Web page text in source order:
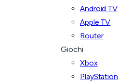
Android TV
Apple TV
Router
Giochi
Xbox
PlayStation